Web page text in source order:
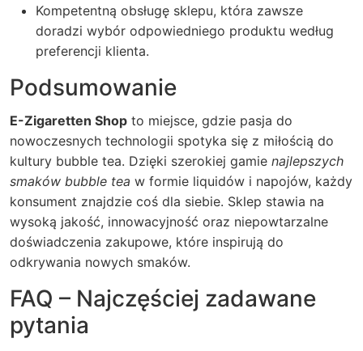
Kompetentną obsługę sklepu, która zawsze
doradzi wybór odpowiedniego produktu według
preferencji klienta.
Podsumowanie
E-Zigaretten Shop to miejsce, gdzie pasja do
nowoczesnych technologii spotyka się z miłością do
kultury bubble tea. Dzięki szerokiej gamie najlepszych
smaków bubble tea w formie liquidów i napojów, każdy
konsument znajdzie coś dla siebie. Sklep stawia na
wysoką jakość, innowacyjność oraz niepowtarzalne
doświadczenia zakupowe, które inspirują do
odkrywania nowych smaków.
FAQ – Najczęściej zadawane
pytania